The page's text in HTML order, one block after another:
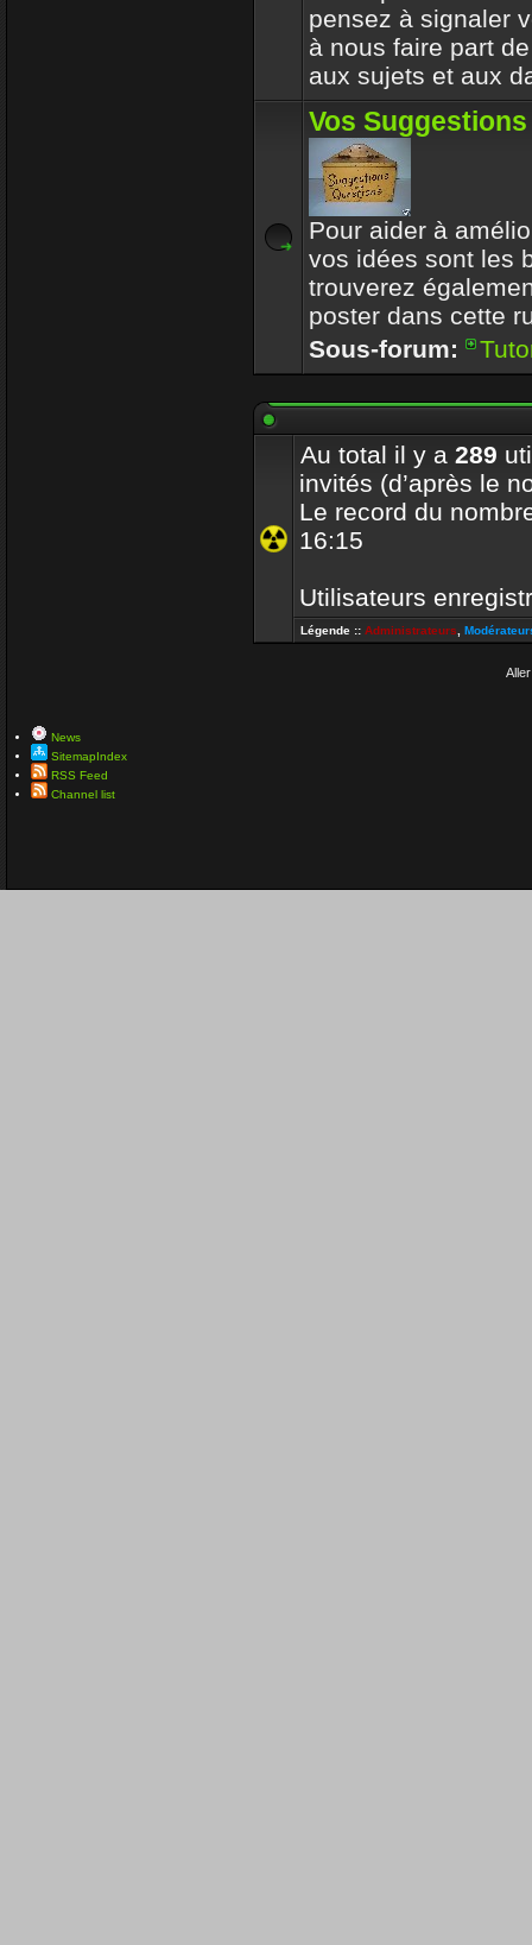
pensez à signaler
à nous faire part
aux sujets et aux
Vos Suggestions
Pour aider à
vos idées sont les
trouverez
poster dans cette
Sous-forum:
Au total il y a 289
invités (d’après le
Le record du
16:15
Utilisateurs
Légende :: Administrateurs
News
SitemapIndex
RSS Feed
Channel list